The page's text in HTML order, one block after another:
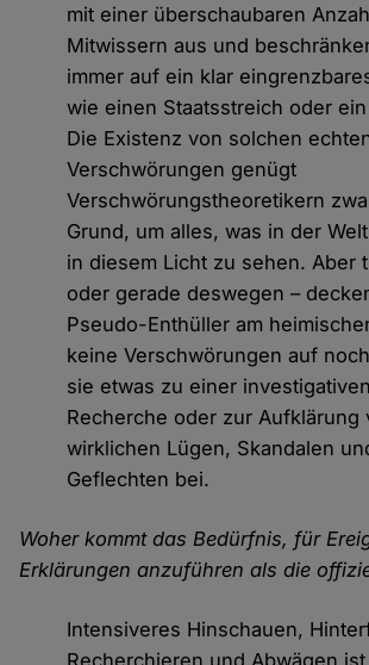
mit einer überschaubaren
Mitwissern aus und
immer auf ein klar
wie einen Staatsstreich oder
Die Existenz von solchen
Verschwörungen genügt
Verschwörungstheoretikern
Grund, um alles, was in der
in diesem Licht zu sehen. Aber
oder gerade deswegen –
Pseudo-Enthüller am
keine Verschwörungen auf
sie etwas zu einer investigativen
Recherche oder zur Aufklärung
wirklichen Lügen, Skandalen
Geflechten bei.
Woher kommt das Bedürfnis, für
Erklärungen anzuführen als die
Intensiveres Hinschauen,
Recherchieren und Abwägen